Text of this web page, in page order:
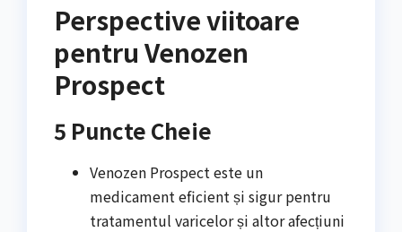
Perspective viitoare
pentru Venozen
Prospect
5 Puncte Cheie
Venozen Prospect este un
medicament eficient și sigur pentru
tratamentul varicelor și altor afecțiuni